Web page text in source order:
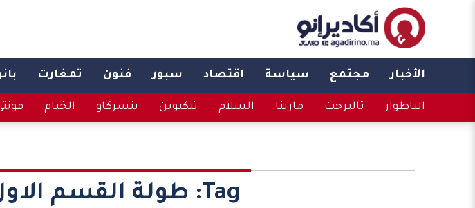
الأخبار مجتمع سياسة اقتصاد سبور فنون تمغارت
الباطوار تالبرجت مارينا السلام تيكيوين بنسركاو الخيام
Tag: طولة القسم